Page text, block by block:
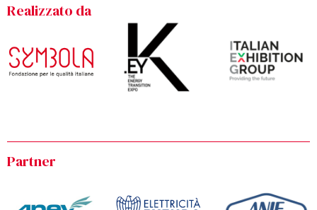
Realizzato da
Partner